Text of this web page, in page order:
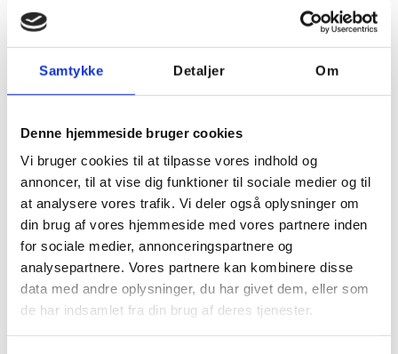
Samtykke Detaljer Om
Denne hjemmeside bruger cookies
Vi bruger cookies til at tilpasse vores indhold og
annoncer, til at vise dig funktioner til sociale medier og til
at analysere vores trafik. Vi deler også oplysninger om
din brug af vores hjemmeside med vores partnere inden
for sociale medier, annonceringspartnere og
analysepartnere. Vores partnere kan kombinere disse
data med andre oplysninger, du har givet dem, eller som
de har indsamlet fra din brug af deres tjenester.
DJ - Thomas Bennedsen
Fra kl. 21.00 spiller DJ Thomas Bennedsen de nyeste
loungetoner og remixes. Musikken og lyset ændres og
lokalet transformeres fra aftenrestaurant til
cocktaillounge med stjerner på himlen. Gæsterne
fascineres af loungens betagende design, de 600 kvm.
glasloft, de rå murstens vægge, unikke azobe
plankeborde og skønne sofamiljøer. Stemningen er